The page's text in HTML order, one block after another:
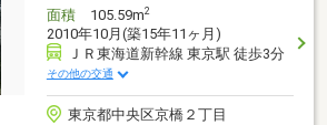
面積105.59m2
2010年10月(築15年11ヶ月)
ＪＲ東海道新幹線 東京駅 徒歩3分
その他の交通
東京都中央区京橋２丁目